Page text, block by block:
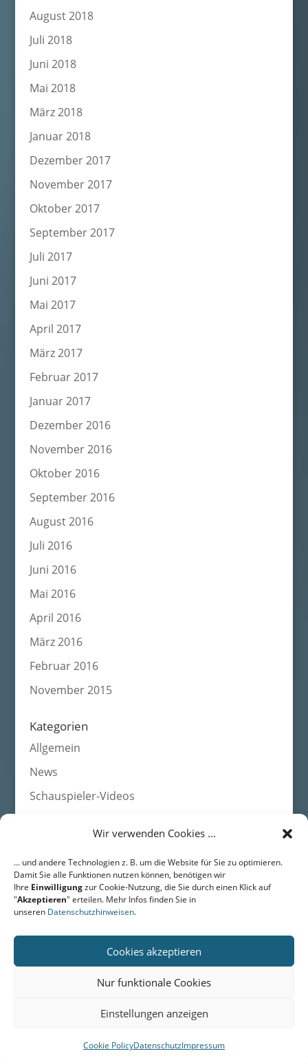
Wir verwenden Cookies ...
... und andere Technologien z. B. um die Website für Sie zu optimieren.
Damit Sie alle Funktionen nutzen können, benötigen wir
Ihre Einwilligungzur Cookie-Nutzung, die Sie durch einen Klick auf
"Akzeptieren" erteilen. Mehr Infos finden Sie in
unseren Datenschutzhinweisen.
Cookies akzeptieren
Nur funktionale Cookies
Einstellungen anzeigen
Cookie PolicyDatenschutzImpressum
August 2018
Juli 2018
Juni 2018
Mai 2018
März 2018
Januar 2018
Dezember 2017
November 2017
Oktober 2017
September 2017
Juli 2017
Juni 2017
Mai 2017
April 2017
März 2017
Februar 2017
Januar 2017
Dezember 2016
November 2016
Oktober 2016
September 2016
August 2016
Juli 2016
Juni 2016
Mai 2016
April 2016
März 2016
Februar 2016
November 2015
Kategorien
Allgemein
News
Schauspieler-Videos
Werbung
DRESDEN • Langestr. 43 • 01159 Dresden • Fon: +49 (0) 351 /
311 49 01
BERLIN • Friedrichstr. 171 • 10117 Berlin • Fon: +49 (0) 351 / 311
Datenschutz
Impressum
Powered byCORD MEDIA